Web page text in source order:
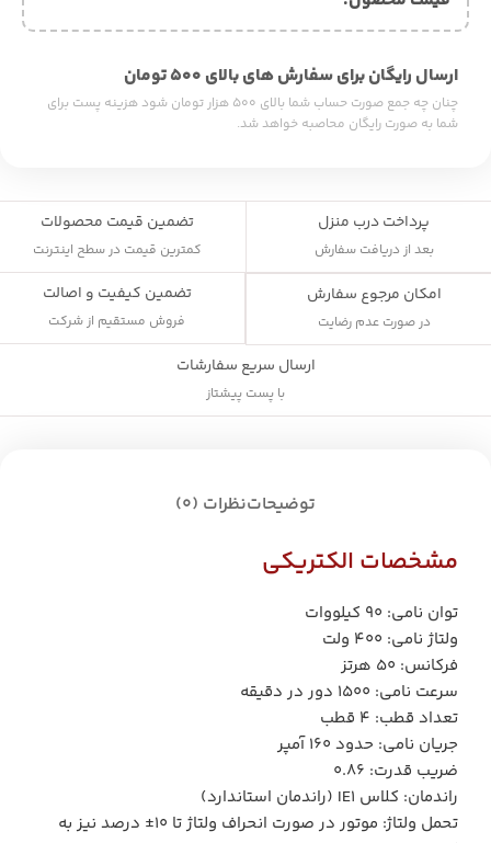
ارسال رایگان برای سفارش های بالای ۵۰۰ تومان
چنان چه جمع صورت حساب شما بالای ۵۰۰ هزار تومان شود هزینه پست برای
شما به صورت رایگان محاصبه خواهد شد.
پرداخت درب منزل
بعد از دریافت سفارش
تضمین قیمت محصولات
کمترین قیمت در سطح اینترنت
امکان مرجوع سفارش
در صورت عدم رضایت
تضمین کیفیت و اصالت
فروش مستقیم از شرکت
ارسال سریع سفارشات
با پست پیشتاز
توضیحاتنظرات (0)
مشخصات الکتریکی
توان نامی: ۹۰ کیلووات
ولتاژ نامی: ۴۰۰ ولت
فرکانس: ۵۰ هرتز
سرعت نامی: ۱۵۰۰ دور در دقیقه
تعداد قطب: ۴ قطب
جریان نامی: حدود ۱۶۰ آمپر
ضریب قدرت: ۰.۸۶
راندمان: کلاس IE1 (راندمان استاندارد)
تحمل ولتاژ: موتور در صورت انحراف ولتاژ تا ۱۰± درصد نیز به